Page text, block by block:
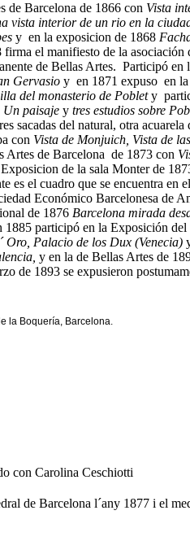
de Barcelona de 1866 con Vista
vista interior de un rio en la
y en la exposicion de 1868
el manifiesto de la asociación
de Bellas Artes. Participó en
Gervasio y en 1871 expuso en la
del monasterio de Poblety
Un paisaje y tres estudios sobre
sacadas del natural, otra
con Vista de Monjuich, Vista de
Artes de Barcelona de 1873 con
de la sala Monter de
es el cuadro que se encuentra en
Económico Barcelonesa de
de 1876 Barcelona mirada
1885 participó en la Exposición
Oro, Palacio de los Dux (Venecia)
y en la de Bellas Artes de
de 1893 se expusieron
la Boquería, Barcelona.
con Carolina Ceschiotti
de Barcelona l´any 1877 i el